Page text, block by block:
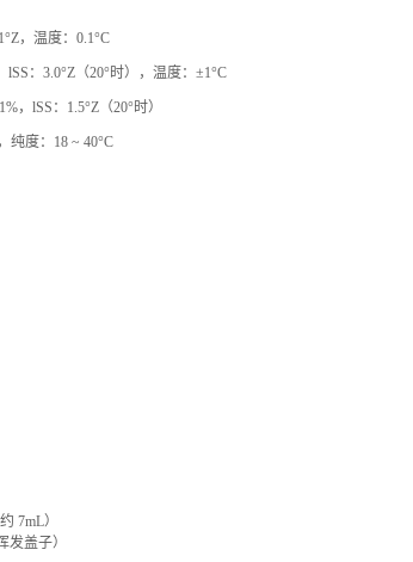
，温度：0.1°C
：3.0°Z（20°时），温度：±1°C
，lSS：1.5°Z（20°时）
纯度：18 ~ 40°C
7mL）
发盖子）